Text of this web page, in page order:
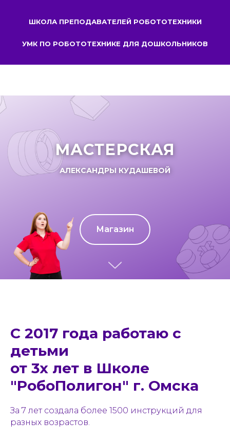
ШКОЛА ПРЕПОДАВАТЕЛЕЙ РОБОТОТЕХНИКИ
УМК ПО РОБОТОТЕХНИКЕ ДЛЯ ДОШКОЛЬНИКОВ
МАСТЕРСКАЯ
АЛЕКСАНДРЫ КУДАШЕВОЙ
Магазин
С 2017 года работаю с
детьми
от 3х лет в Школе
"РобоПолигон" г. Омска
За 7 лет создала более 1500 инструкций для
разных возрастов.